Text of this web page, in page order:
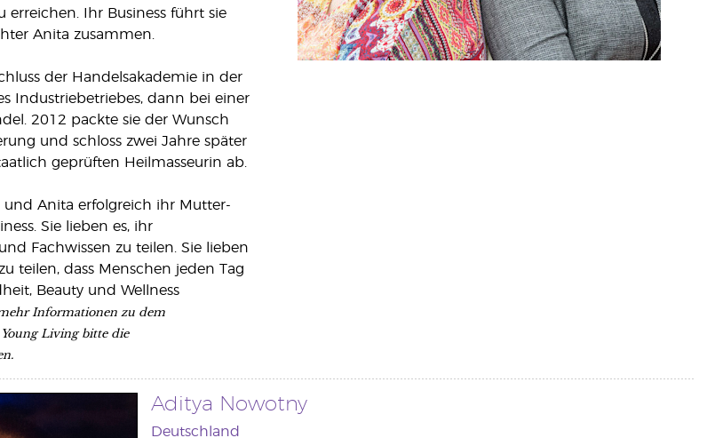
erreichen. Ihr Business führt sie
Anita zusammen.
der Handelsakademie in der
Industriebetriebes, dann bei einer
2012 packte sie der Wunsch
und schloss zwei Jahre später
geprüften Heilmasseurin ab.
und Anita erfolgreich ihr Mutter-
Sie lieben es, ihr
Fachwissen zu teilen. Sie lieben
teilen, dass Menschen jeden Tag
Beauty und Wellness
Informationen zu dem
Living bitte die
Aditya Nowotny
Deutschland